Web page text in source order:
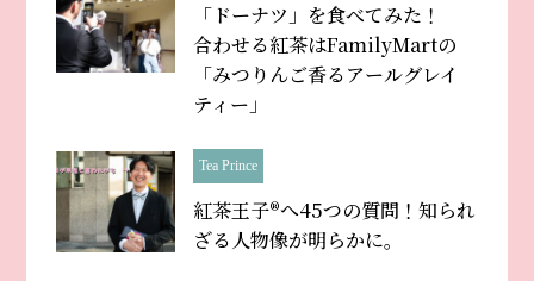
「ドーナツ」を食べてみた！
合わせる紅茶はFamilyMartの
「みつりんご香るアールグレイ
ティー」
Tea Prince
紅茶王子®へ45つの質問！知られ
ざる人物像が明らかに。